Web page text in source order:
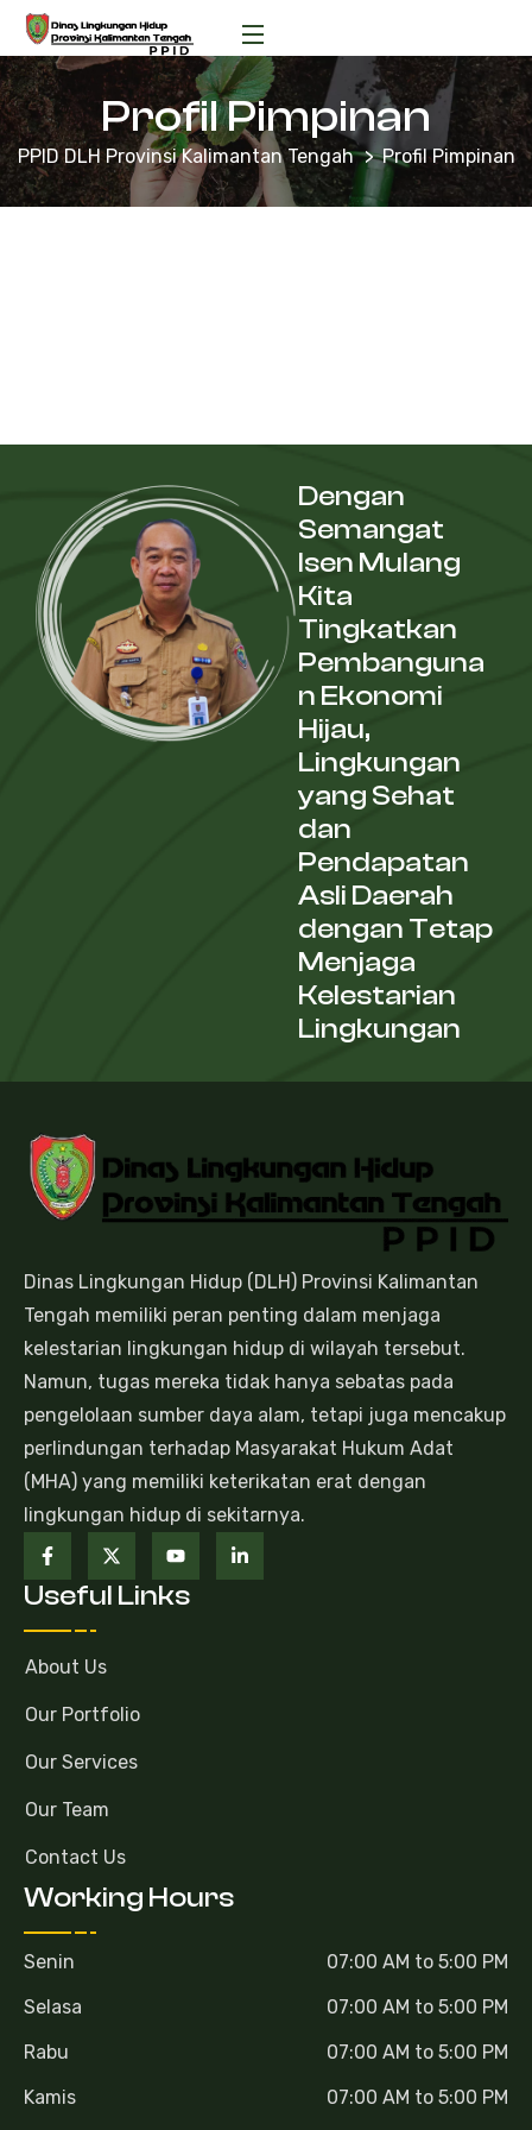
Profil Pimpinan
PPID DLH Provinsi Kalimantan Tengah Profil Pimpinan
Dengan
Semangat
Isen Mulang
Kita
Tingkatkan
Pembanguna
n Ekonomi
Hijau,
Lingkungan
yang Sehat
dan
Pendapatan
Asli Daerah
dengan Tetap
Menjaga
Kelestarian
Lingkungan
Dinas Lingkungan Hidup (DLH) Provinsi Kalimantan
Tengah memiliki peran penting dalam menjaga
kelestarian lingkungan hidup di wilayah tersebut.
Namun, tugas mereka tidak hanya sebatas pada
pengelolaan sumber daya alam, tetapi juga mencakup
perlindungan terhadap Masyarakat Hukum Adat
(MHA) yang memiliki keterikatan erat dengan
lingkungan hidup di sekitarnya.
Useful Links
About Us
Our Portfolio
Our Services
Our Team
Contact Us
Working Hours
Senin
07:00 AM to 5:00 PM
Selasa
07:00 AM to 5:00 PM
Rabu
07:00 AM to 5:00 PM
Kamis
07:00 AM to 5:00 PM